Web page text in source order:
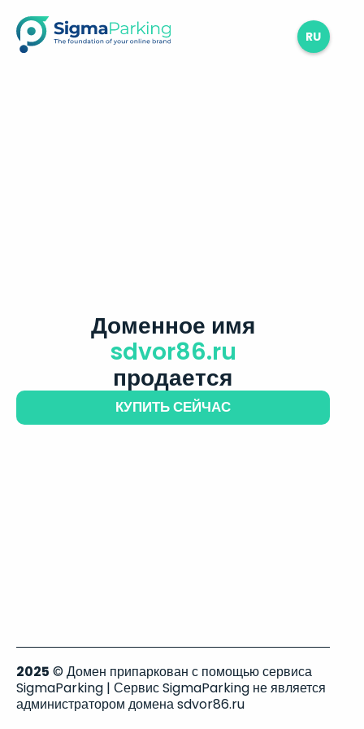
RU
Доменное имя
sdvor86.ru
продается
КУПИТЬ СЕЙЧАС
2025 © Домен припаркован с помощью сервиса
SigmaParking | Сервис SigmaParking не является
администратором домена sdvor86.ru